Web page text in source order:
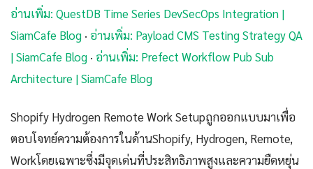
อ่านเพิ่ม: QuestDB Time Series DevSecOps Integration |
SiamCafe Blog · อ่านเพิ่ม: Payload CMS Testing Strategy QA
| SiamCafe Blog · อ่านเพิ่ม: Prefect Workflow Pub Sub
Architecture | SiamCafe Blog
Shopify Hydrogen Remote Work Setupถูกออกแบบมาเพื่อ
ตอบโจทย์ความต้องการในด้านShopify, Hydrogen, Remote,
Workโดยเฉพาะซึ่งมีจุดเด่นที่ประสิทธิภาพสูงและความยืดหยุ่น